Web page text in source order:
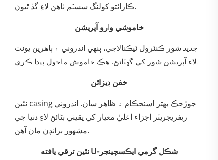
ڪارائتو کولنگ سسٽم ٺاهڻ لاءِ گڏ ٿيون.
خاموشي وارو آپريشن
جديد شور ڪنٽرول ٽيڪنالاجي، ٻنهي اندروني ۽ ٻاهرين يونٽ
لاء آپريشن شور کي گھٽائڻ، هڪ خاموش ماحول پيدا ڪري.
خفن ڊيزائن
نئين casing جوڙجڪ بهتر استحڪام ۽ ظاهر سان. اندروني
ريفريجريٽر اجزاء اعليٰ معيار کي يقيني بڻائڻ لاءِ دنيا جي
مشهور برانڊن مان آهن.
نئين ترقي يافته U-شڪل گرمي ايڪسچينجر